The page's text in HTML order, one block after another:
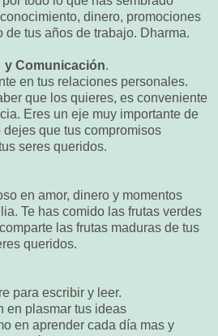
dinero, promociones
de tus años de trabajo. Dharma.
y Comunicación.
en tus relaciones personales.
que los quieres, es conveniente
Eres un eje muy importante de
que tus compromisos
seres queridos.
en amor, dinero y momentos
Te has comido las frutas verdes
las frutas maduras de tus
queridos.
para escribir y leer.
en plasmar tus ideas
en aprender cada día mas y